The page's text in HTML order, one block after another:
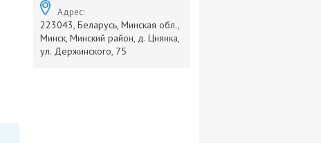
Адрес:
223043, Беларусь, Минская обл.,
Минск, Минский район, д. Цнянка,
ул. Держинского, 75